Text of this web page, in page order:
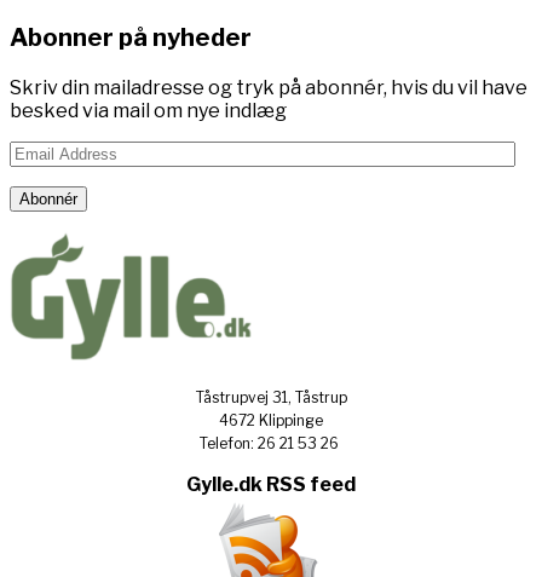
Abonner på nyheder
Skriv din mailadresse og tryk på abonnér, hvis du vil have
besked via mail om nye indlæg
Email
Address
Abonnér
Tåstrupvej 31, Tåstrup
4672 Klippinge
Telefon: 26 21 53 26
Gylle.dk RSS feed